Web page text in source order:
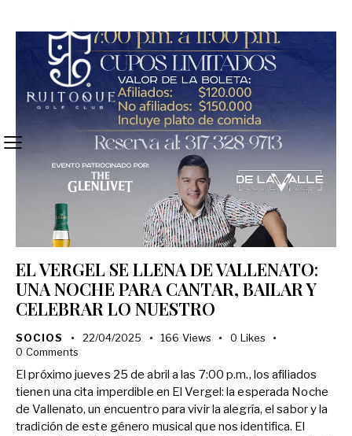
EL VERGEL SE LLENA DE VALLENATO:
UNA NOCHE PARA CANTAR, BAILAR Y
CELEBRAR LO NUESTRO
SOCIOS 22/04/2025 166 Views 0 Likes
0 Comments
El próximo jueves 25 de abril a las 7:00 p.m., los afiliados
tienen una cita imperdible en El Vergel: la esperada Noche
de Vallenato, un encuentro para vivir la alegría, el sabor y la
tradición de este género musical que nos identifica. El